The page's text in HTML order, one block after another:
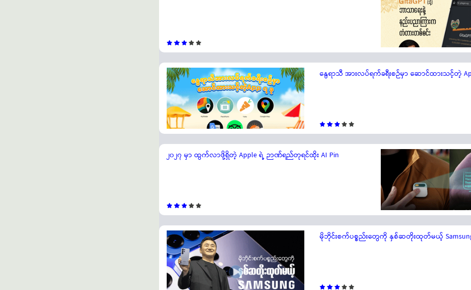
နွေရာသီ အားလပ်ရက်ခရီးစဉ်မှာ ဆောင်ထားသင့်တဲ့
၂၀၂၇ မှာ ထွက်လာဖို့ရှိတဲ့ Apple ရဲ့ ဉာဏ်ရည်တုရင်ထိုး AI Pin
မိုဘိုင်းစက်ပစ္စည်းတွေကို နှစ်ဆတိုးထုတ်မယ့်